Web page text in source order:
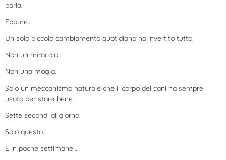
parla.
Eppure…
Un solo piccolo cambiamento quotidiano ha invertito tutto.
Non un miracolo.
Non una magia.
Solo un meccanismo naturale che il corpo dei cani ha sempre
usato per stare bene.
Sette secondi al giorno.
Solo questo.
E in poche settimane…